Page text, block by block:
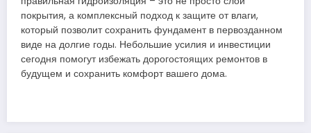
покрытия, а комплексный подход к защите от влаги,
который позволит сохранить фундамент в первозданном
виде на долгие годы. Небольшие усилия и инвестиции
сегодня помогут избежать дорогостоящих ремонтов в
будущем и сохранить комфорт вашего дома.